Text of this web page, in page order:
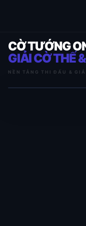
CỜ TƯỚNG
GIẢI CỜ THẾ
NỀN TẢNG THI ĐẤU &